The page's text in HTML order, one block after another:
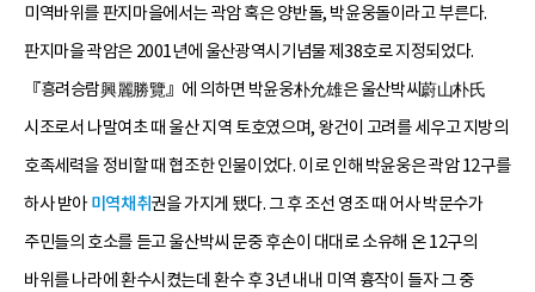
미역바위를 판지마을에서는 곽암 혹은 양반돌, 박윤웅돌이라고 부른다.
판지마을 곽암은 2001년에 울산광역시기념물 제38호로 지정되었다.
『흥려승람興麗勝覽』에 의하면 박윤웅朴允雄은 울산박씨蔚山朴氏
시조로서 나말여초 때 울산 지역 토호였으며, 왕건이 고려를 세우고 지방의
호족세력을 정비할 때 협조한 인물이었다. 이로 인해 박윤웅은 곽암 12구를
하사 받아미역채취권을 가지게 됐다. 그 후 조선 영조 때 어사 박문수가
주민들의 호소를 듣고 울산박씨 문중 후손이 대대로 소유해 온 12구의
바위를 나라에 환수시켰는데 환수 후 3년 내내 미역 흉작이 들자 그 중